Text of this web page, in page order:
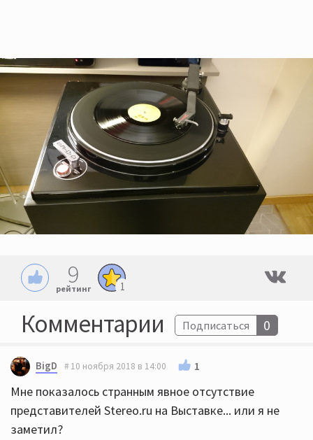
9
рейтинг 1
Комментарии Подписаться 0
BigD 10 ноября 2018 в 14:00 1
Мне показалось странным явное отсутствие
представителей Stereo.ru на Выставке... или я не
заметил?